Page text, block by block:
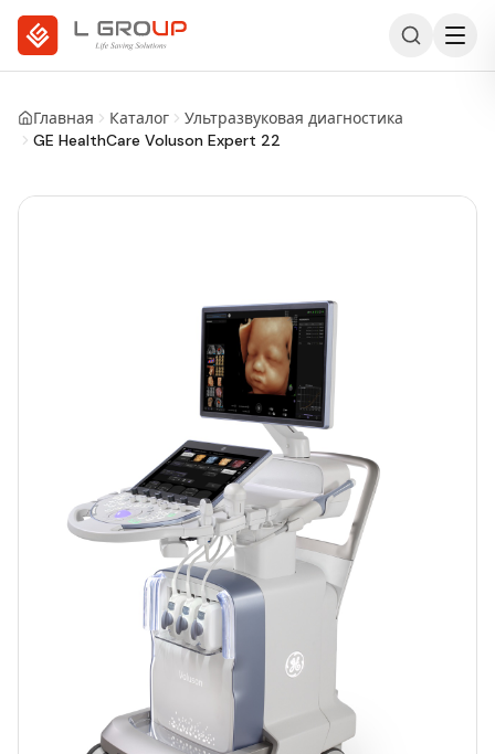
Главная Каталог
Ультразвуковая диагностика
GE HealthCare Voluson Expert 22